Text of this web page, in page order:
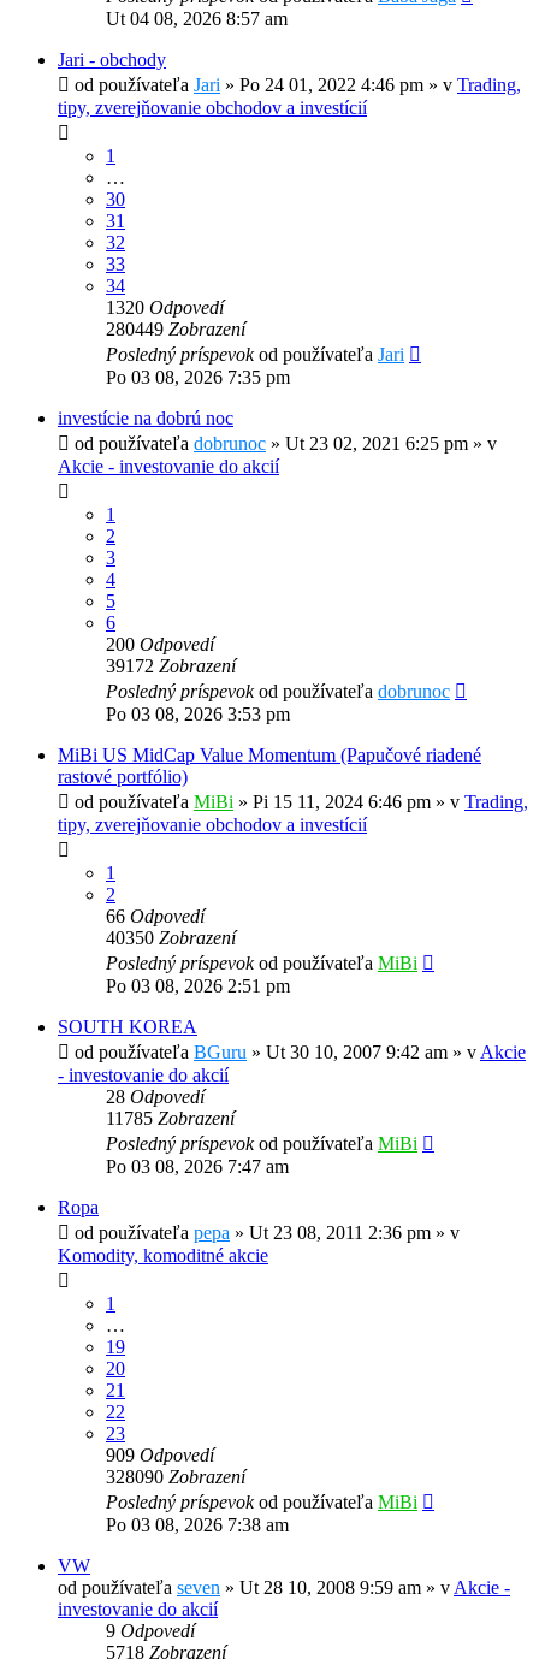
Ut 04 08, 2026 8:57 am
Jari - obchody
od používateľa Jari » Po 24 01, 2022 4:46 pm » v Trading,
tipy, zverejňovanie obchodov a investícií
1
…
30
31
32
33
34
1320 Odpovedí
280449 Zobrazení
Posledný príspevokod používateľa Jari
Po 03 08, 2026 7:35 pm
investície na dobrú noc
od používateľa dobrunoc » Ut 23 02, 2021 6:25 pm » v
Akcie - investovanie do akcií
1
2
3
4
5
6
200 Odpovedí
39172 Zobrazení
Posledný príspevokod používateľa dobrunoc
Po 03 08, 2026 3:53 pm
MiBi US MidCap Value Momentum (Papučové riadené
rastové portfólio)
od používateľa MiBi » Pi 15 11, 2024 6:46 pm » v Trading,
tipy, zverejňovanie obchodov a investícií
1
2
66 Odpovedí
40350 Zobrazení
Posledný príspevokod používateľa MiBi
Po 03 08, 2026 2:51 pm
SOUTH KOREA
od používateľa BGuru » Ut 30 10, 2007 9:42 am » vAkcie
- investovanie do akcií
28 Odpovedí
11785 Zobrazení
Posledný príspevokod používateľa MiBi
Po 03 08, 2026 7:47 am
Ropa
od používateľa pepa » Ut 23 08, 2011 2:36 pm » v
Komodity, komoditné akcie
1
…
19
20
21
22
23
909 Odpovedí
328090 Zobrazení
Posledný príspevokod používateľa MiBi
Po 03 08, 2026 7:38 am
VW
od používateľa seven » Ut 28 10, 2008 9:59 am » vAkcie -
investovanie do akcií
9 Odpovedí
5718 Zobrazení